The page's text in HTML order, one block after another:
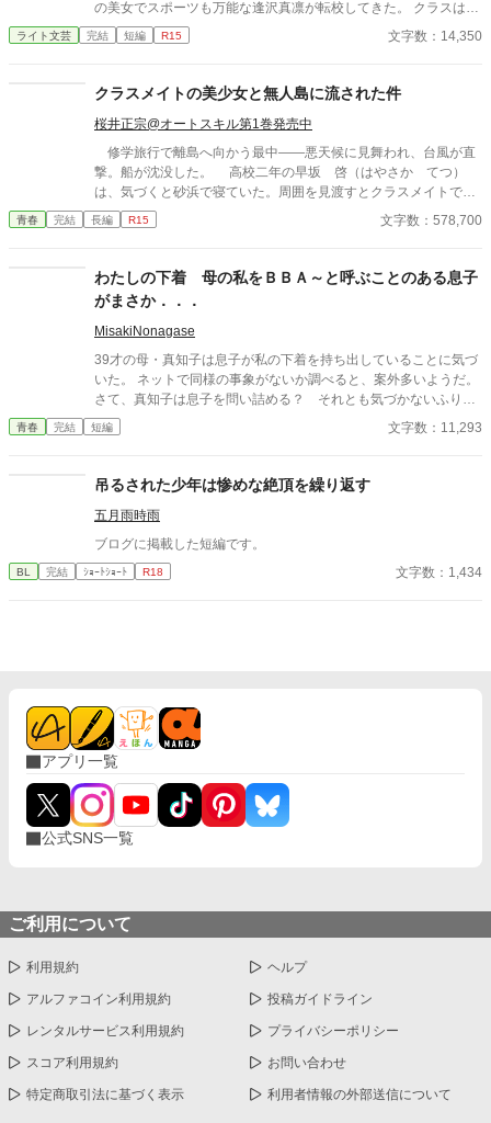
の美女でスポーツも万能な逢沢真凛が転校してきた。 クラスは、
隣りだったが、春のスポーツ大会と夏の水泳大会でライバル関係
が芽生える。 それに加えて、美帆と真凛は、隣りの男子校の俊介
そして、秋の体育祭では、美帆と真凛が走り高跳びや100メート
ル走、騎馬戦で対決！ その結果、放課後の体育館で一騎討ちをす
ることに。
ライト文芸 完結 短編 R15 文字数：14,350
クラスメイトの美少女と無人島に流された件
桜井正宗@オートスキル第1巻発売中
修学旅行で離島へ向かう最中――悪天候に見舞われ、台風が直
撃。船が沈没した。 高校二年の早坂 啓（はやさか てつ）
は、気づくと砂浜で寝ていた。周囲を見渡すとクラスメイトで美
少女の天音 愛（あまね まな）が隣に倒れていた。 どうや
ら、漂流して流されていたようだった。 帰ろうにも島は『無人
無人島サバイバルをしていくのだが……クラスの女子が次々に見
つかり、やがてハーレムに。 男一人と女子十五人で……取り合
いに発展！？
青春 完結 長編 R15 文字数：578,700
わたしの下着 母の私をＢＢＡ～と呼ぶことのある息子
がまさか．．．
MisakiNonagase
39才の母・真知子は息子が私の下着を持ち出していることに気づ
いた。 ネットで同様の事象がないか調べると、案外多いようだ。
さて、真知子は息子を問い詰める？ それとも気づかないふりを
青春 完結 短編 文字数：11,293
吊るされた少年は惨めな絶頂を繰り返す
五月雨時雨
ブログに掲載した短編です。
BL 完結 ｼｮｰﾄｼｮｰﾄ R18 文字数：1,434
アプリ一覧
公式SNS一覧
ご利用について
利用規約 ヘルプ
アルファコイン利用規約 投稿ガイドライン
レンタルサービス利用規約 プライバシーポリシー
スコア利用規約 お問い合わせ
特定商取引法に基づく表示 利用者情報の外部送信について